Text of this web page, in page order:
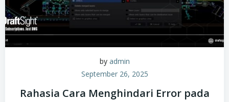
by admin
September 26, 2025
Rahasia Cara Menghindari Error pada